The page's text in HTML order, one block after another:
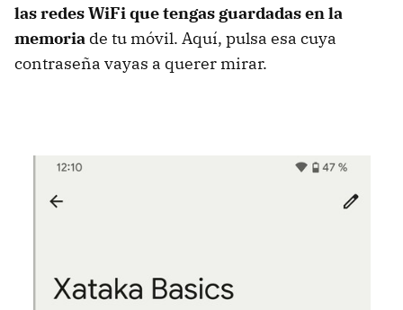
las redes WiFi que tengas guardadas en la
memoria de tu móvil. Aquí, pulsa esa cuya
contraseña vayas a querer mirar.